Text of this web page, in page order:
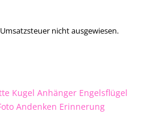
nicht ausgewiesen.